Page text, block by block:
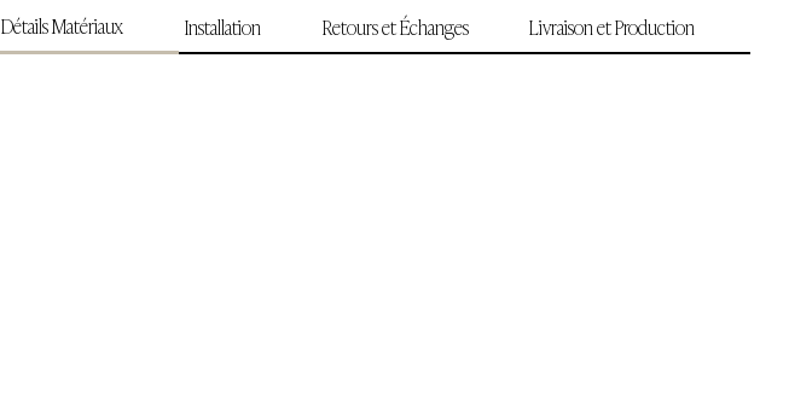
Détails Matériaux Installation Retours et Échanges Livraison et Production